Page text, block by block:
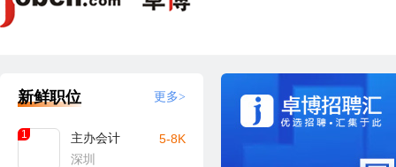
新鲜职位 更多>
1
主办会计
深圳
5-8K